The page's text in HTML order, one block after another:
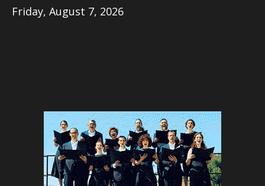
Friday, August 7, 2026